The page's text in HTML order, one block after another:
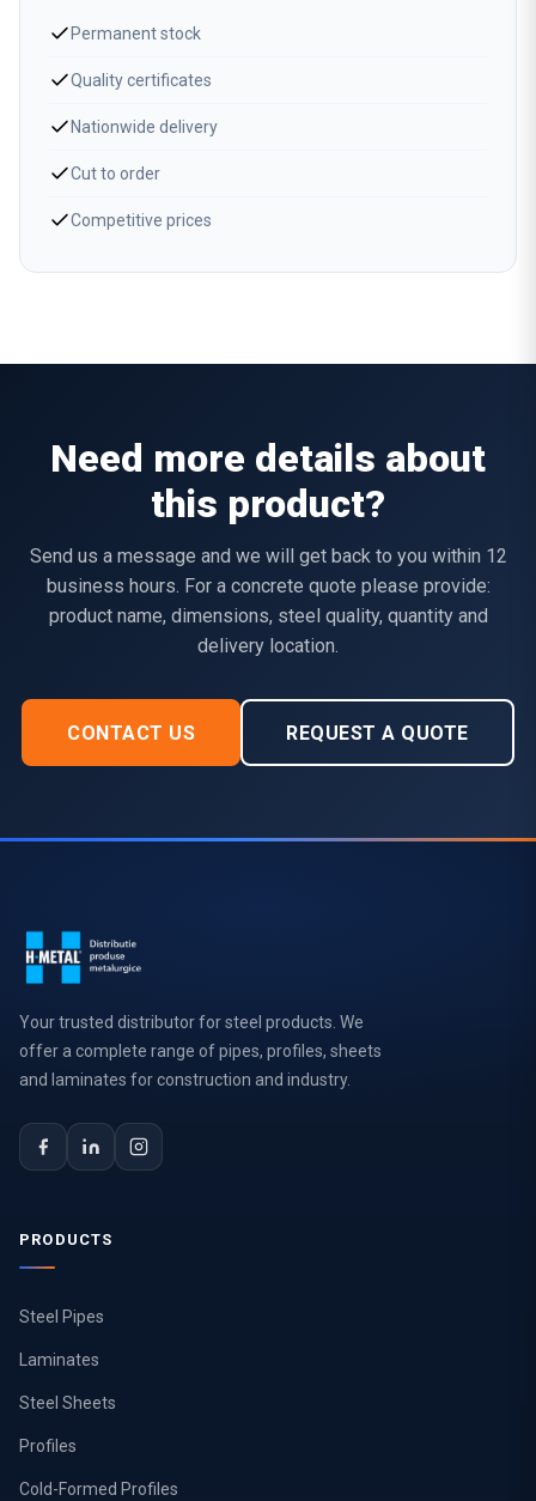
Permanent stock
Quality certificates
Nationwide delivery
Cut to order
Competitive prices
Need more details about
this product?
Send us a message and we will get back to you within 12
business hours. For a concrete quote please provide:
product name, dimensions, steel quality, quantity and
delivery location.
CONTACT US REQUEST A QUOTE
Your trusted distributor for steel products. We
offer a complete range of pipes, profiles, sheets
and laminates for construction and industry.
PRODUCTS
Steel Pipes
Laminates
Steel Sheets
Profiles
Cold-Formed Profiles